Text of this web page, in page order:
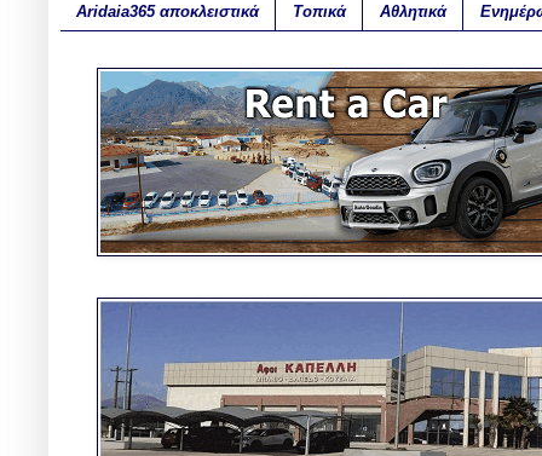
Aridaia365 αποκλειστικά Τοπικά Αθλητικά